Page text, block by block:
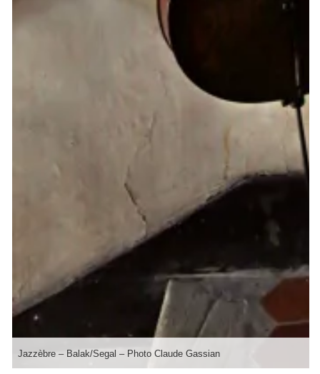
Jazzèbre – Balak/Segal – Photo Claude Gassian